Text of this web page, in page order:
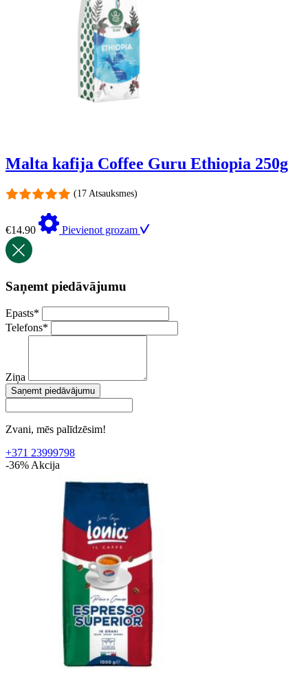
Malta kafija Coffee Guru Ethiopia 250g
(17 Atsauksmes)
€14.90 Pievienot grozam
Saņemt piedāvājumu
Epasts*
Telefons*
Ziņa
Saņemt piedāvājumu
Zvani, mēs palīdzēsim!
+371 23999798
-36% Akcija